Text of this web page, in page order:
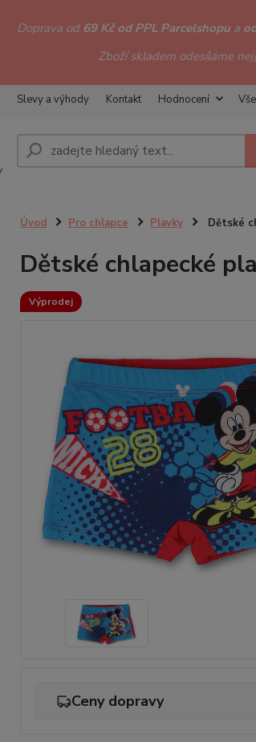
Doprava od 69 Kč od PPL Parcelshopua
Zboží skladem odesíláme
Slevy a výhody Kontakt Hodnocení
Úvod Pro chlapce Plavky Dětské
Dětské chlapecké
Výprodej
Ceny dopravy